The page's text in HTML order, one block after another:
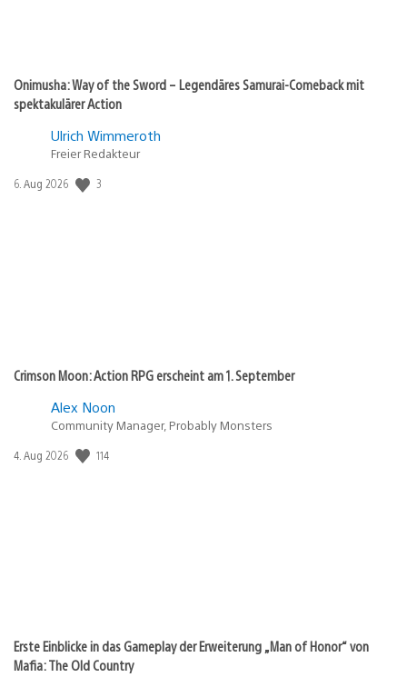
Onimusha: Way of the Sword – Legendäres Samurai-Comeback mit
spektakulärer Action
Ulrich Wimmeroth
Freier Redakteur
Veröffentlichungsdatum:
6. Aug 2026 3
Crimson Moon: Action RPG erscheint am 1. September
Alex Noon
Community Manager, Probably Monsters
Veröffentlichungsdatum:
4. Aug 2026 114
Erste Einblicke in das Gameplay der Erweiterung „Man of Honor“ von
Mafia: The Old Country